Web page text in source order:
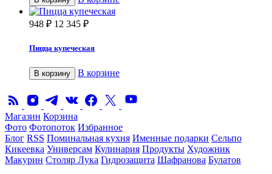
948 ₽ 12 345 ₽
Пицца купеческая
В корзину В корзине
Магазин Корзина
Фото Фотопоток Избранное
Блог RSS Поминальная кухня Именные подарки Сельпо
Кикеевка Универсам Кулинария Продукты Художник
Макурин Столяр Лука Гидрозащита Шафранова Булатов